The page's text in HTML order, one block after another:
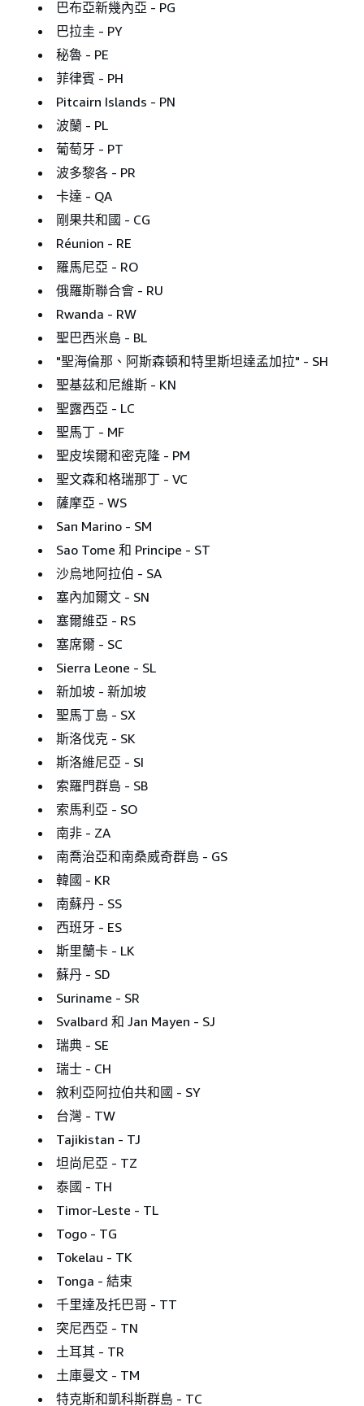
巴布亞新幾內亞 - PG
巴拉圭 - PY
秘魯 - PE
菲律賓 - PH
Pitcairn Islands - PN
波蘭 - PL
葡萄牙 - PT
波多黎各 - PR
卡達 - QA
剛果共和國 - CG
Réunion - RE
羅馬尼亞 - RO
俄羅斯聯合會 - RU
Rwanda - RW
聖巴西米島 - BL
"聖海倫那、阿斯森頓和特里斯坦達孟加拉" - SH
聖基茲和尼維斯 - KN
聖露西亞 - LC
聖馬丁 - MF
聖皮埃爾和密克隆 - PM
聖文森和格瑞那丁 - VC
薩摩亞 - WS
San Marino - SM
Sao Tome 和 Principe - ST
沙烏地阿拉伯 - SA
塞內加爾文 - SN
塞爾維亞 - RS
塞席爾 - SC
Sierra Leone - SL
新加坡 - 新加坡
聖馬丁島 - SX
斯洛伐克 - SK
斯洛維尼亞 - SI
索羅門群島 - SB
索馬利亞 - SO
南非 - ZA
南喬治亞和南桑威奇群島 - GS
韓國 - KR
南蘇丹 - SS
西班牙 - ES
斯里蘭卡 - LK
蘇丹 - SD
Suriname - SR
Svalbard 和 Jan Mayen - SJ
瑞典 - SE
瑞士 - CH
敘利亞阿拉伯共和國 - SY
台灣 - TW
Tajikistan - TJ
坦尚尼亞 - TZ
泰國 - TH
Timor-Leste - TL
Togo - TG
Tokelau - TK
Tonga - 結束
千里達及托巴哥 - TT
突尼西亞 - TN
土耳其 - TR
土庫曼文 - TM
特克斯和凱科斯群島 - TC